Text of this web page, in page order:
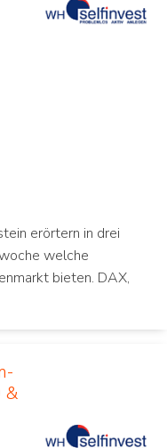
erörtern in drei
welche
bieten. DAX,
&